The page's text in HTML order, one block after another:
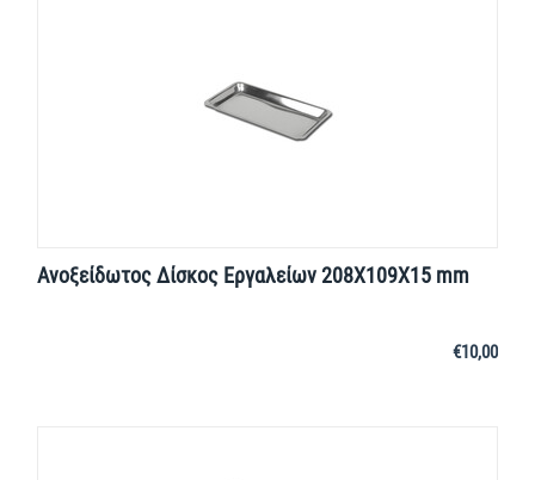
Ανοξείδωτος Δίσκος Εργαλείων 208X109X15 mm
€10,00